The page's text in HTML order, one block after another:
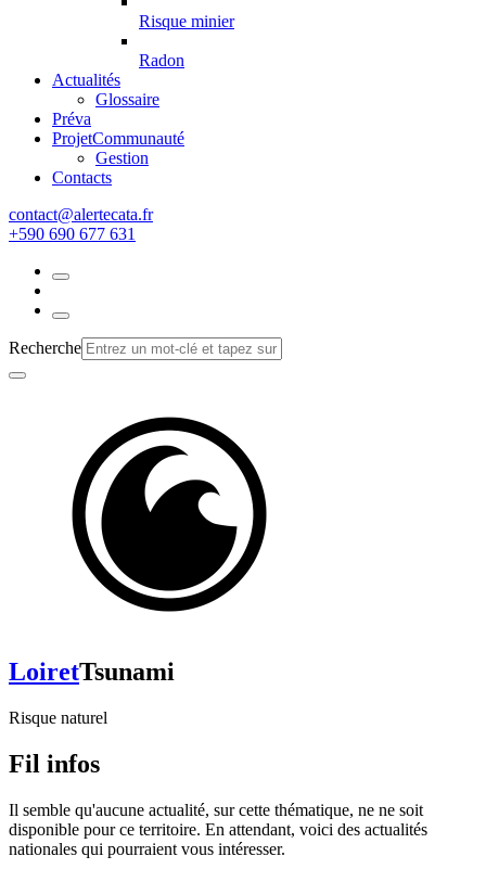
Risque minier
Radon
Actualités
Glossaire
Préva
ProjetCommunauté
Gestion
Contacts
rf.atacetrela@tcatnoc
+590 690 677 631
Recherche
LoiretTsunami
Risque naturel
Fil infos
Il semble qu'aucune actualité, sur cette thématique, ne ne soit
disponible pour ce territoire. En attendant, voici des actualités
nationales qui pourraient vous intéresser.